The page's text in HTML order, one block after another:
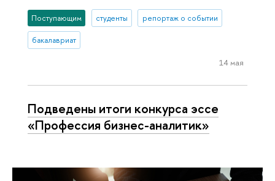
Поступающим студенты репортаж о событии
бакалавриат
14 мая
Подведены итоги конкурса эссе
«Профессия бизнес-аналитик»